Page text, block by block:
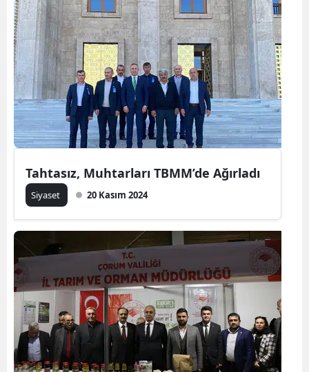
Samsun
Siirt
Sinop
Sivas
Tekirdağ
Tunceli
Uşak
Van
Yozgat
Zonguldak
Tahtasız, Muhtarları TBMM’de Ağırladı
Siyaset 20 Kasım 2024